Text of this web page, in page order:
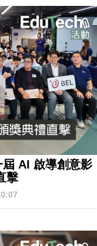
AI 啟導創意影
擊